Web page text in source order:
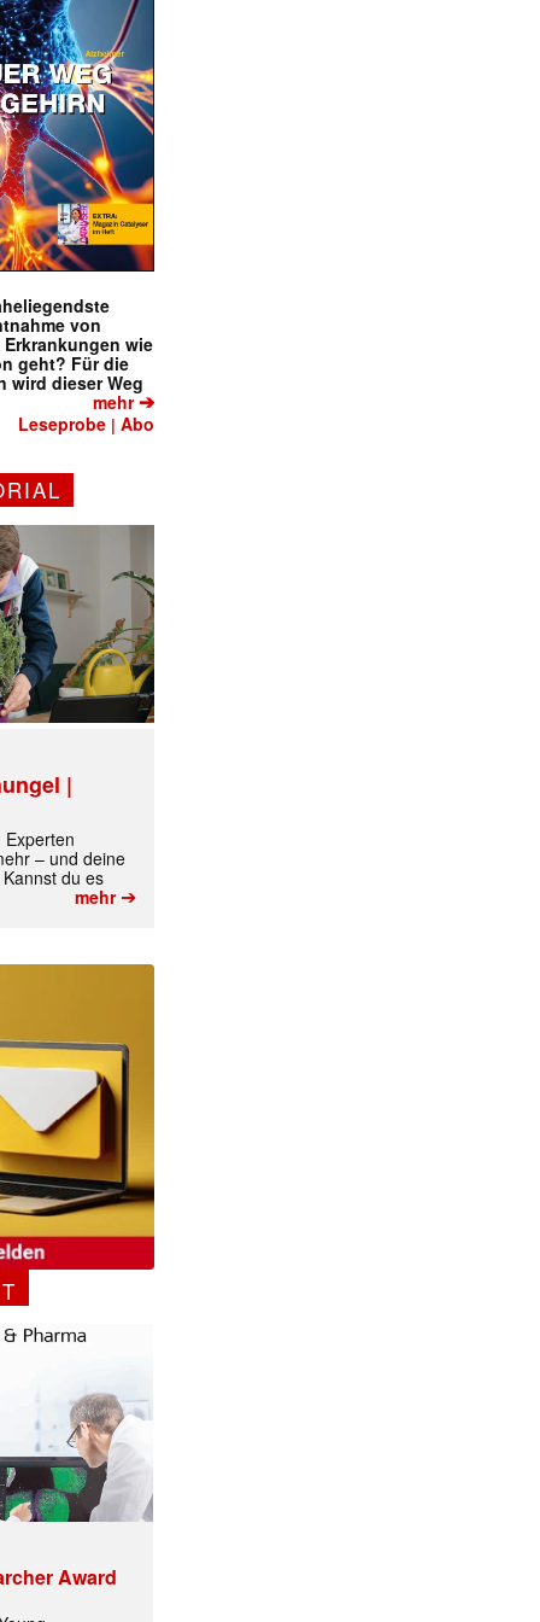
von
wie
geht? Für die
wird dieser Weg
mehr➔
Leseprobe |Abo
|
Experten
– und deine
du es
mehr➔
Award